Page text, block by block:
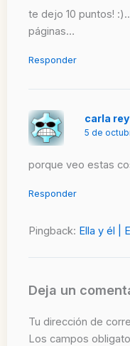
te dejo 10 puntos!
páginas…
Responder
carla rey
5 de
porque veo estas
Responder
Pingback: Ella y él |
Deja un
Tu dirección de
Los campos